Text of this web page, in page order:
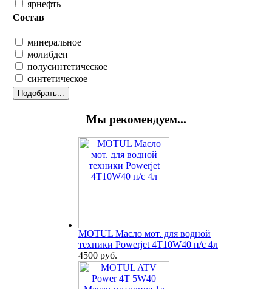
ярнефть
Состав
минеральное
молибден
полусинтетическое
синтетическое
Мы рекомендуем...
MOTUL Масло мот. для водной
техники Powerjet 4T10W40 п/с 4л
4500 руб.